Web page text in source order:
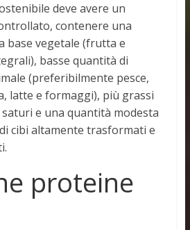
deve avere un
contenere una
base vegetale (frutta e
basse quantità di
(preferibilmente pesce,
latte e formaggi), più grassi
e una quantità modesta
cibi altamente trasformati e
proteine